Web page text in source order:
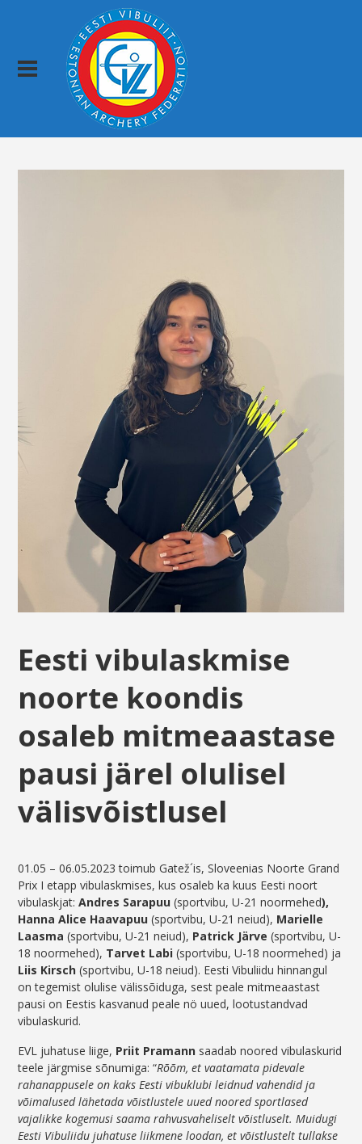
Eesti vibulaskmise
noorte koondis
osaleb mitmeaastase
pausi järel olulisel
välisvõistlusel
01.05 – 06.05.2023 toimub Gatež´is, Sloveenias Noorte Grand
Prix I etapp vibulaskmises, kus osaleb ka kuus Eesti noort
vibulaskjat:Andres Sarapuu (sportvibu, U-21 noormehed),
Hanna Alice Haavapuu (sportvibu, U-21 neiud), Marielle
Laasma (sportvibu, U-21 neiud), Patrick Järve (sportvibu, U-
18 noormehed), Tarvet Labi(sportvibu, U-18 noormehed) ja
Liis Kirsch (sportvibu, U-18 neiud). Eesti Vibuliidu hinnangul
on tegemist olulise välissõiduga, sest peale mitmeaastast
pausi on Eestis kasvanud peale nö uued, lootustandvad
vibulaskurid.
EVL juhatuse liige, Priit Pramann saadab noored vibulaskurid
teele järgmise sõnumiga: “Rõõm, et vaatamata pidevale
rahanappusele on kaks Eesti vibuklubi leidnud vahendid ja
võimalused lähetada võistlustele uued noored sportlased
vajalikke kogemusi saama rahvusvaheliselt võistluselt. Muidugi
Eesti Vibuliidu juhatuse liikmene loodan, et võistlustelt tullakse